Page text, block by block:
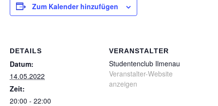
Zum Kalender hinzufügen
DETAILS
Datum:
14.05.2022
Zeit:
20:00 - 22:00
VERANSTALTER
Studentenclub Ilmenau
Veranstalter-Website
anzeigen